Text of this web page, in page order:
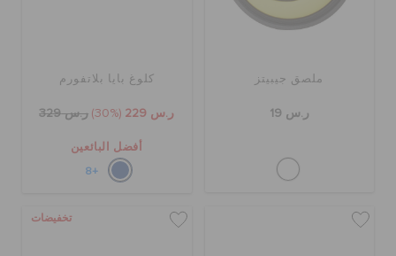
ملصق جيبيتز
ر.س 19
كلوغ بايا بلاتفورم
ر.س 229 (30%) ر.س 329
أفضل البائعين
+8
تخفيضات